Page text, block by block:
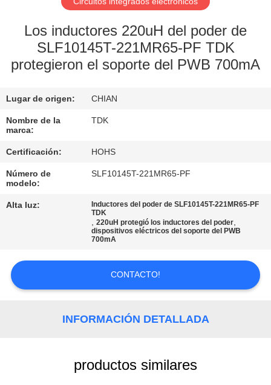
NOSOTROS
RECORRIDO
LA
FÁBRICA
DE
CALIDAD
CONTACTA
CON
NOSOTROS
NOTICIAS
Los inductores 220uH del poder de
SLF10145T-221MR65-PF TDK
protegieron el soporte del PWB 700mA
Lugar de origen: CHIAN
Nombre de la
marca:
TDK
Certificación: HOHS
Número de
modelo:
SLF10145T-221MR65-PF
Alta luz:
Inductores del poder de SLF10145T-221MR65-PF
TDK
,220uH protegió los inductores del poder,
dispositivos eléctricos del soporte del PWB
700mA
CONTACTO!
INFORMACIÓN DETALLADA
productos similares